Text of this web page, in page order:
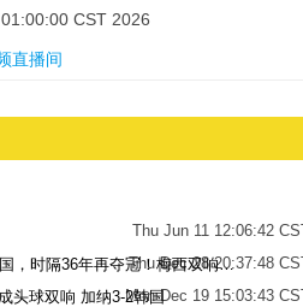
CST 2026
直播间
Thu Jun 11 12:06:42
Thu Dec 28 20:37:48
世界杯-阿根廷点球7-5法国，时隔36年再夺冠！梅西双响姆巴佩戴帽
Mon Dec 19 15:03:43
头球双响 加纳3-2韩国